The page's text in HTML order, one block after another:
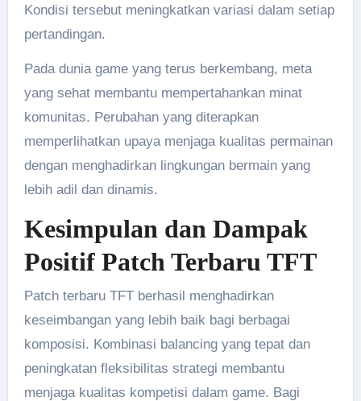
Kondisi tersebut meningkatkan variasi dalam setiap
pertandingan.
Pada dunia game yang terus berkembang, meta
yang sehat membantu mempertahankan minat
komunitas. Perubahan yang diterapkan
memperlihatkan upaya menjaga kualitas permainan
dengan menghadirkan lingkungan bermain yang
lebih adil dan dinamis.
Kesimpulan dan Dampak
Positif Patch Terbaru TFT
Patch terbaru TFT berhasil menghadirkan
keseimbangan yang lebih baik bagi berbagai
komposisi. Kombinasi balancing yang tepat dan
peningkatan fleksibilitas strategi membantu
menjaga kualitas kompetisi dalam game. Bagi